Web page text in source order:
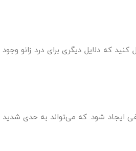
که دلایل دیگری برای درد زانو
شود. که می‌تواند به حدی شدید باشد